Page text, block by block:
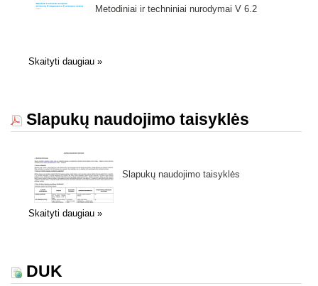
Metodiniai ir techniniai nurodymai V 6.2
Skaityti daugiau »
Slapukų naudojimo taisyklės
Slapukų naudojimo taisyklės
Skaityti daugiau »
DUK